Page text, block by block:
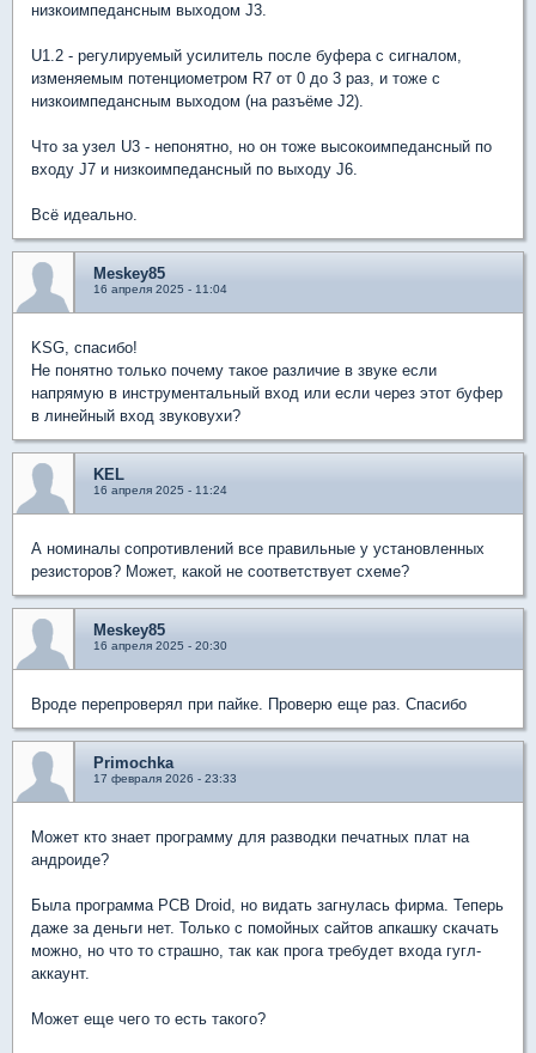
низкоимпедансным выходом J3.
U1.2 - регулируемый усилитель после буфера с сигналом,
изменяемым потенциометром R7 от 0 до 3 раз, и тоже с
низкоимпедансным выходом (на разъёме J2).
Что за узел U3 - непонятно, но он тоже высокоимпедансный по
входу J7 и низкоимпедансный по выходу J6.
Всё идеально.
Meskey85
16 апреля 2025 - 11:04
KSG, спасибо!
Не понятно только почему такое различие в звуке если
напрямую в инструментальный вход или если через этот буфер
в линейный вход звуковухи?
KEL
16 апреля 2025 - 11:24
А номиналы сопротивлений все правильные у установленных
резисторов? Может, какой не соответствует схеме?
Meskey85
16 апреля 2025 - 20:30
Вроде перепроверял при пайке. Проверю еще раз. Спасибо
Primochka
17 февраля 2026 - 23:33
Может кто знает программу для разводки печатных плат на
андроиде?
Была программа PCB Droid, но видать загнулась фирма. Теперь
даже за деньги нет. Только с помойных сайтов апкашку скачать
можно, но что то страшно, так как прога требудет входа гугл-
аккаунт.
Может еще чего то есть такого?